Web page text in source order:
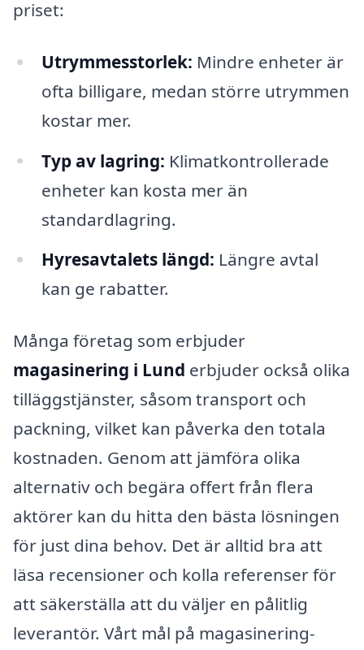
priset:
Utrymmesstorlek: Mindre enheter är
ofta billigare, medan större utrymmen
kostar mer.
Typ av lagring: Klimatkontrollerade
enheter kan kosta mer än
standardlagring.
Hyresavtalets längd: Längre avtal
kan ge rabatter.
Många företag som erbjuder
magasinering i Lund erbjuder också olika
tilläggstjänster, såsom transport och
packning, vilket kan påverka den totala
kostnaden. Genom att jämföra olika
alternativ och begära offert från flera
aktörer kan du hitta den bästa lösningen
för just dina behov. Det är alltid bra att
läsa recensioner och kolla referenser för
att säkerställa att du väljer en pålitlig
leverantör. Vårt mål på magasinering-